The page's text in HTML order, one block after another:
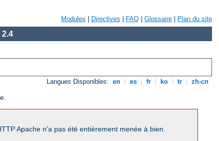
Modules Directives FAQ Glossaire Plan du site
Langues Disponibles: en es fr ko tr zh-cn
Apache n'a pas été entièrement menée à bien.